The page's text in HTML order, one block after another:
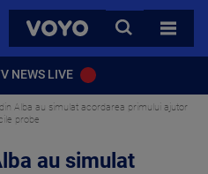
VOYO
CAUTA
TOATE
NEWS LIVE
Alba au simulat acordarea primului ajutor
probe
au simulat